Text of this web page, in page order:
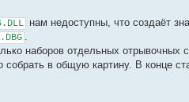
нам недоступны, что создаёт
.
наборов отдельных отрывочных
в общую картину. В конце